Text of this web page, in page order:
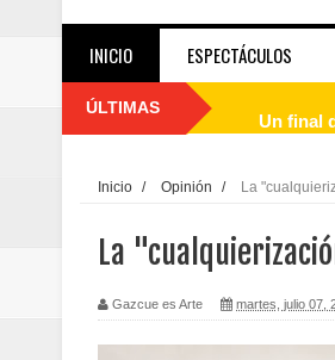
INICIO ESPECTÁCULOS
ÚLTIMAS
Juan
de los
Inicio / Opinión / La
La
Gazcue es Arte martes, julio 07,